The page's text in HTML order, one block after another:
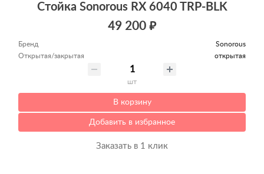
Стойка Sonorous RX 6040 TRP-BLK
49 200 ₽
Бренд
Sonorous
Открытая/закрытая
открытая
шт
В корзину
Добавить в избранное
Заказать в 1 клик